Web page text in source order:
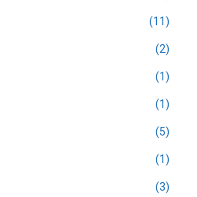
(11)
(2)
(1)
(1)
(5)
(1)
(3)